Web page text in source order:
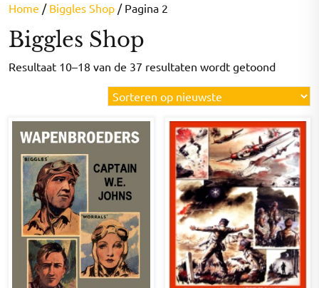
Home / Biggles Shop / Pagina 2
Biggles Shop
Resultaat 10–18 van de 37 resultaten wordt getoond
op